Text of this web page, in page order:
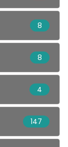
8
8
4
147